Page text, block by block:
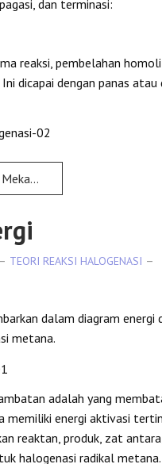
dan terminasi:
reaksi, pembelahan
dicapai dengan panas atau
radikal
TEORI REAKSI HALOGENASI
dalam diagram energi
metana.
adalah yang
memiliki energi aktivasi
reaktan, produk, zat
halogenasi radikal metana.